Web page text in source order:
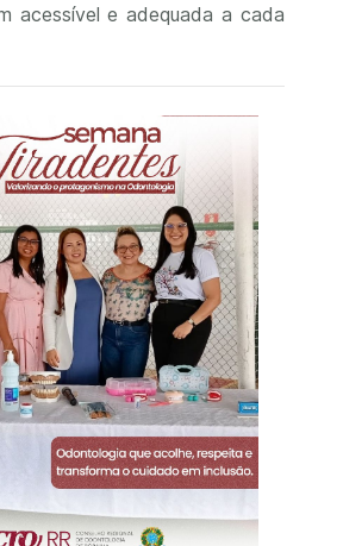
acessível e adequada a cada